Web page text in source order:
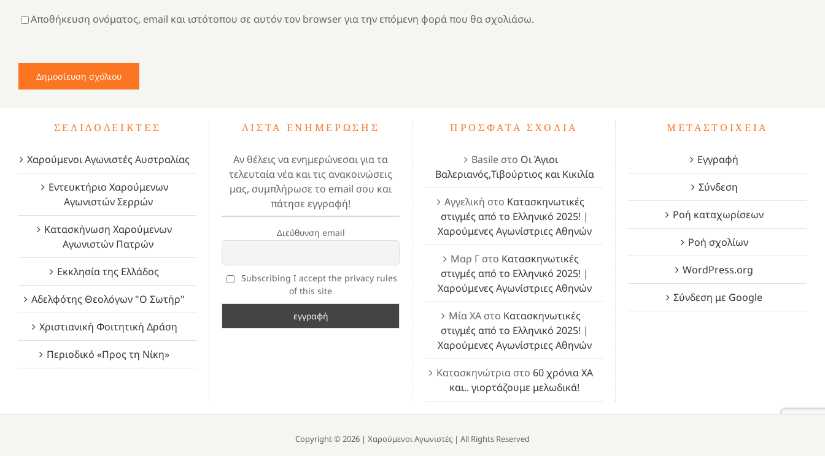
Αποθήκευση ονόματος, email και ιστότοπου σε αυτόν τον browser για την επόμενη φορά που θα σχολιάσω.
ΣΕΛΙΔΟΔΕΊΚΤΕΣ
Χαρούμενοι Αγωνιστές Αυστραλίας
Εντευκτήριο Χαρούμενων
Αγωνιστών Σερρών
Κατασκήνωση Χαρούμενων
Αγωνιστών Πατρών
Εκκλησία της Ελλάδος
Αδελφότης Θεολόγων "Ο Σωτήρ"
Χριστιανική Φοιτητική Δράση
Περιοδικό «Προς τη Νίκη»
ΛΊΣΤΑ ΕΝΗΜΈΡΩΣΗΣ
Αν θέλεις να ενημερώνεσαι για τα
τελευταία νέα και τις ανακοινώσεις
μας, συμπλήρωσε το email σου και
πάτησε εγγραφή!
Διεύθυνση email
Subscribing I accept the privacy rules
of this site
ΠΡΌΣΦΑΤΑ ΣΧΌΛΙΑ
Basileστο Οι Άγιοι
Βαλεριανός,Τιβούρτιος και Κικιλία
Αγγελική στο Κατασκηνωτικές
στιγμές από το Ελληνικό 2025! |
Χαρούμενες Αγωνίστριες Αθηνών
Μαρ Γστο Κατασκηνωτικές
στιγμές από το Ελληνικό 2025! |
Χαρούμενες Αγωνίστριες Αθηνών
Μία ΧΑστο Κατασκηνωτικές
στιγμές από το Ελληνικό 2025! |
Χαρούμενες Αγωνίστριες Αθηνών
Κατασκηνώτριαστο 60 χρόνια ΧΑ
και.. γιορτάζουμε μελωδικά!
ΜΕΤΑΣΤΟΙΧΕΊΑ
Εγγραφή
Σύνδεση
Ροή καταχωρίσεων
Ροή σχολίων
WordPress.org
Σύνδεση με Google
Copyright © 2026 | Χαρούμενοι Αγωνιστές | All Rights Reserved